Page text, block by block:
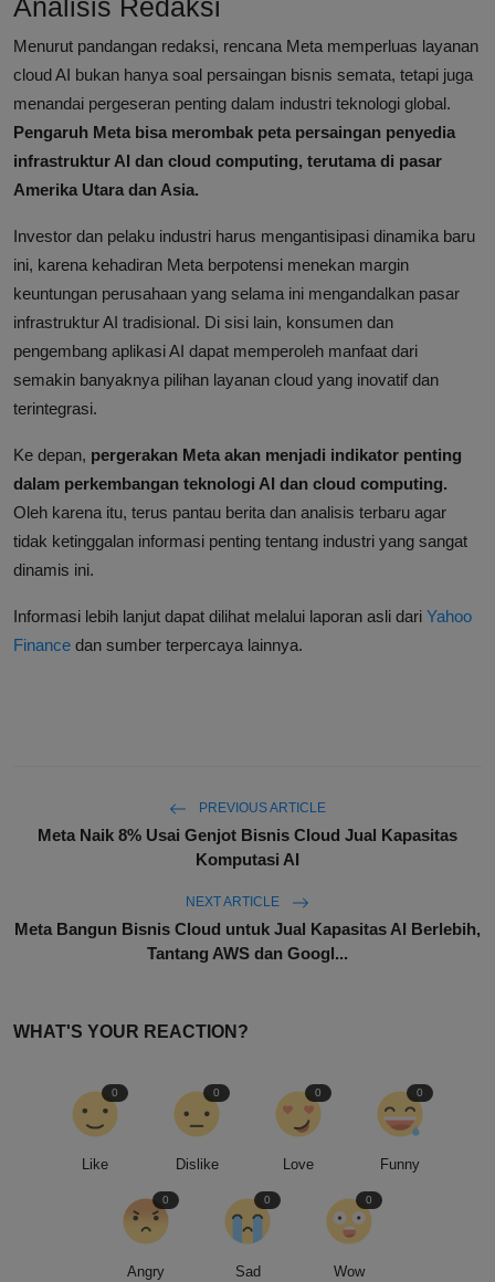
Analisis Redaksi
Menurut pandangan redaksi, rencana Meta memperluas layanan
cloud AI bukan hanya soal persaingan bisnis semata, tetapi juga
menandai pergeseran penting dalam industri teknologi global.
Pengaruh Meta bisa merombak peta persaingan penyedia
infrastruktur AI dan cloud computing, terutama di pasar
Amerika Utara dan Asia.
Investor dan pelaku industri harus mengantisipasi dinamika baru
ini, karena kehadiran Meta berpotensi menekan margin
keuntungan perusahaan yang selama ini mengandalkan pasar
infrastruktur AI tradisional. Di sisi lain, konsumen dan
pengembang aplikasi AI dapat memperoleh manfaat dari
semakin banyaknya pilihan layanan cloud yang inovatif dan
terintegrasi.
Ke depan, pergerakan Meta akan menjadi indikator penting
dalam perkembangan teknologi AI dan cloud computing.
Oleh karena itu, terus pantau berita dan analisis terbaru agar
tidak ketinggalan informasi penting tentang industri yang sangat
dinamis ini.
Informasi lebih lanjut dapat dilihat melalui laporan asli dari Yahoo
Finance dan sumber terpercaya lainnya.
PREVIOUS ARTICLE
Meta Naik 8% Usai Genjot Bisnis Cloud Jual Kapasitas
Komputasi AI
NEXT ARTICLE
Meta Bangun Bisnis Cloud untuk Jual Kapasitas AI Berlebih,
Tantang AWS dan Googl...
WHAT'S YOUR REACTION?
Like
0
Dislike
0
Love
0
Funny
0
Angry
0
Sad
0
Wow
0